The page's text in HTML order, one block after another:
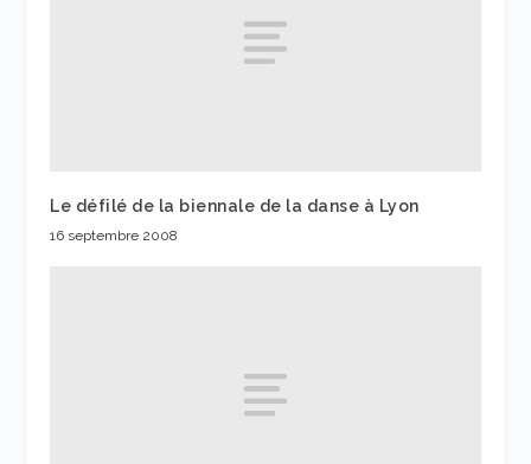
Le défilé de la biennale de la danse à Lyon
16 septembre 2008